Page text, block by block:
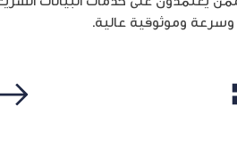
وموثوقية عالية.